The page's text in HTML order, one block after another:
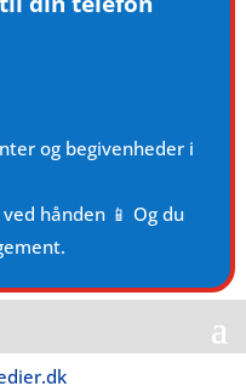
og begivenheder i
hånden 📱 Og du